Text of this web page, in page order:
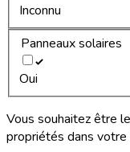
Inconnu
Panneaux solaires
Oui
Vous souhaitez être
propriétés dans votre